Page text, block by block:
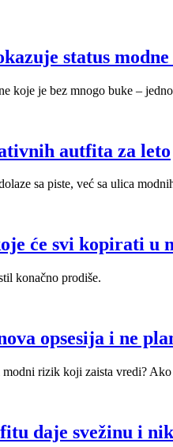
status
koje je bez mnogo buke –
autfita za leto
sa piste, već sa ulica
će svi kopirati u
konačno prodiše.
opsesija i ne
rizik koji zaista vredi?
daje svežinu i